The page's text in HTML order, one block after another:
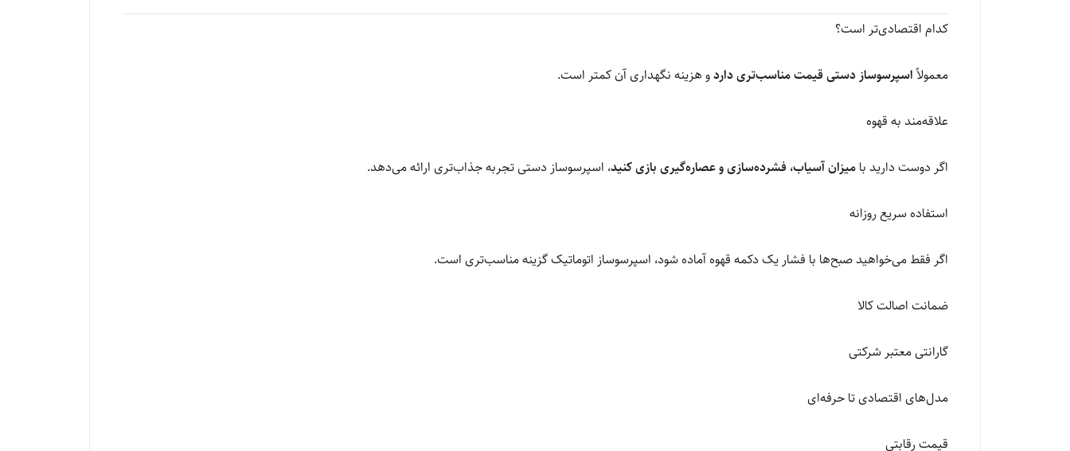
کدام اقتصادی‌تر است؟
معمولاًاسپرسوساز دستی قیمت مناسب‌تری داردو هزینه نگهداری آن کمتر است.
علاقه‌مند به قهوه
اگر دوست دارید با میزان آسیاب، فشرده‌سازی و عصاره‌گیری بازی کنید، اسپرسوساز دستی تجربه جذاب‌تری ارائه می‌دهد.
استفاده سریع روزانه
اگر فقط می‌خواهید صبح‌ها با فشار یک دکمه قهوه آماده شود، اسپرسوساز اتوماتیک گزینه مناسب‌تری است.
ضمانت اصالت کالا
گارانتی معتبر شرکتی
مدل‌های اقتصادی تا حرفه‌ای
قیمت رقابتی